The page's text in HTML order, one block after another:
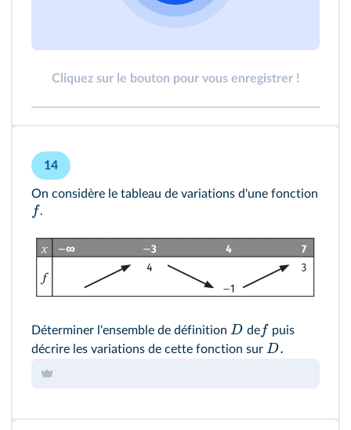
Cliquez sur le bouton pour vous enregistrer !
14
On considère le tableau de variations d'une fonction
f.
Déterminer l'ensemble de définition D def puis
décrire les variations de cette fonction sur D.